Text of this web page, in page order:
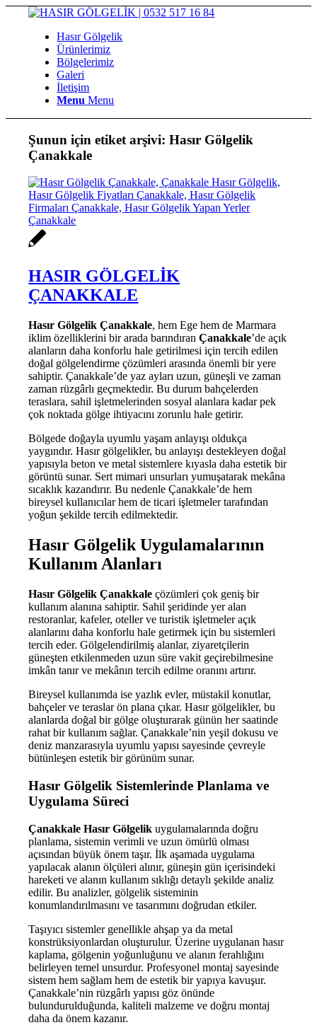
Hasır Gölgelik
Ürünlerimiz
Bölgelerimiz
Galeri
İletişim
Menu Menu
Şunun için etiket arşivi:Hasır Gölgelik
Çanakkale
HASIR GÖLGELİK
ÇANAKKALE
Hasır Gölgelik Çanakkale, hem Ege hem de Marmara
iklim özelliklerini bir arada barındıranÇanakkale’de açık
alanların daha konforlu hale getirilmesi için tercih edilen
doğal gölgelendirme çözümleri arasında önemli bir yere
sahiptir. Çanakkale’de yaz ayları uzun, güneşli ve zaman
zaman rüzgârlı geçmektedir. Bu durum bahçelerden
teraslara, sahil işletmelerinden sosyal alanlara kadar pek
çok noktada gölge ihtiyacını zorunlu hale getirir.
Bölgede doğayla uyumlu yaşam anlayışı oldukça
yaygındır. Hasır gölgelikler, bu anlayışı destekleyen doğal
yapısıyla beton ve metal sistemlere kıyasla daha estetik bir
görüntü sunar. Sert mimari unsurları yumuşatarak mekâna
sıcaklık kazandırır. Bu nedenle Çanakkale’de hem
bireysel kullanıcılar hem de ticari işletmeler tarafından
yoğun şekilde tercih edilmektedir.
Hasır Gölgelik Uygulamalarının
Kullanım Alanları
Hasır Gölgelik Çanakkale çözümleri çok geniş bir
kullanım alanına sahiptir. Sahil şeridinde yer alan
restoranlar, kafeler, oteller ve turistik işletmeler açık
alanlarını daha konforlu hale getirmek için bu sistemleri
tercih eder. Gölgelendirilmiş alanlar, ziyaretçilerin
güneşten etkilenmeden uzun süre vakit geçirebilmesine
imkân tanır ve mekânın tercih edilme oranını artırır.
Bireysel kullanımda ise yazlık evler, müstakil konutlar,
bahçeler ve teraslar ön plana çıkar. Hasır gölgelikler, bu
alanlarda doğal bir gölge oluşturarak günün her saatinde
rahat bir kullanım sağlar. Çanakkale’nin yeşil dokusu ve
deniz manzarasıyla uyumlu yapısı sayesinde çevreyle
bütünleşen estetik bir görünüm sunar.
Hasır Gölgelik Sistemlerinde Planlama ve
Uygulama Süreci
Çanakkale Hasır Gölgelik uygulamalarında doğru
planlama, sistemin verimli ve uzun ömürlü olması
açısından büyük önem taşır. İlk aşamada uygulama
yapılacak alanın ölçüleri alınır, güneşin gün içerisindeki
hareketi ve alanın kullanım sıklığı detaylı şekilde analiz
edilir. Bu analizler, gölgelik sisteminin
konumlandırılmasını ve tasarımını doğrudan etkiler.
Taşıyıcı sistemler genellikle ahşap ya da metal
konstrüksiyonlardan oluşturulur. Üzerine uygulanan hasır
kaplama, gölgenin yoğunluğunu ve alanın ferahlığını
belirleyen temel unsurdur. Profesyonel montaj sayesinde
sistem hem sağlam hem de estetik bir yapıya kavuşur.
Çanakkale’nin rüzgârlı yapısı göz önünde
bulundurulduğunda, kaliteli malzeme ve doğru montaj
daha da önem kazanır.